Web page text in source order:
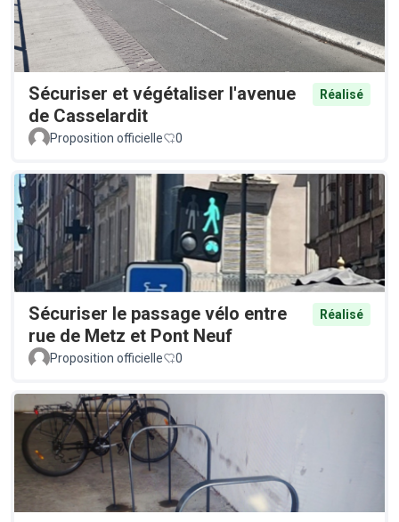
Sécuriser et végétaliser l'avenue
de Casselardit
Réalisé
Proposition officielle 0
Sécuriser le passage vélo entre
rue de Metz et Pont Neuf
Réalisé
Proposition officielle 0